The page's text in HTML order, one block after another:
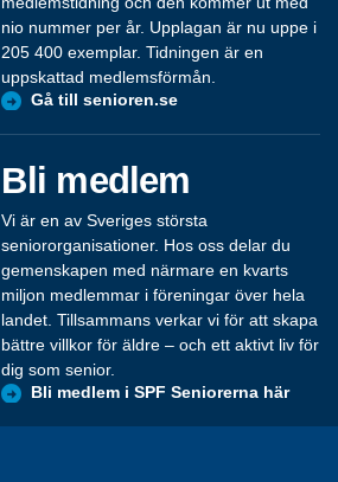
nio nummer per år. Upplagan är nu uppe i
205 400 exemplar. Tidningen är en
uppskattad medlemsförmån.
Gå till senioren.se
Bli medlem
Vi är en av Sveriges största
seniororganisationer. Hos oss delar du
gemenskapen med närmare en kvarts
miljon medlemmar i föreningar över hela
landet. Tillsammans verkar vi för att skapa
bättre villkor för äldre – och ett aktivt liv för
dig som senior.
Bli medlem i SPF Seniorerna här